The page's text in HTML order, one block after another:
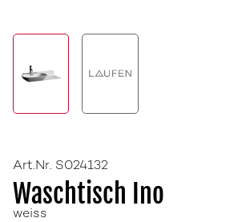
Art.Nr. S024132
Waschtisch Ino
weiss